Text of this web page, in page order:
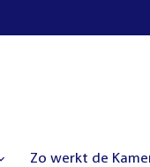
Zo werkt de